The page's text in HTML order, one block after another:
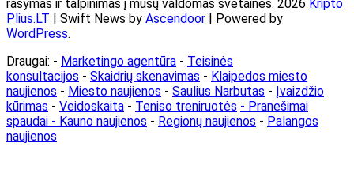
rašymas ir talpinimas į mūsų valdomas svetaines. 2026 Kripto
Plius.LT | Swift News by Ascendoor | Powered by
WordPress.
Draugai: - Marketingo agentūra - Teisinės
konsultacijos - Skaidrių skenavimas - Klaipedos miesto
naujienos - Miesto naujienos - Saulius Narbutas - Įvaizdžio
kūrimas - Veidoskaita - Teniso treniruotės - Pranešimai
spaudai - Kauno naujienos - Regionų naujienos - Palangos
naujienos